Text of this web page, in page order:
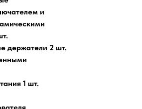
и
держатели 2 шт.
1 шт.